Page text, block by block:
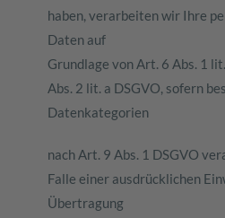
haben, verarbeiten wir Ihre
Daten auf
Grundlage von Art. 6 Abs. 1
Abs. 2 lit. a DSGVO, sofern
Datenkategorien
nach Art. 9 Abs. 1 DSGVO
Falle einer ausdrücklichen
Übertragung